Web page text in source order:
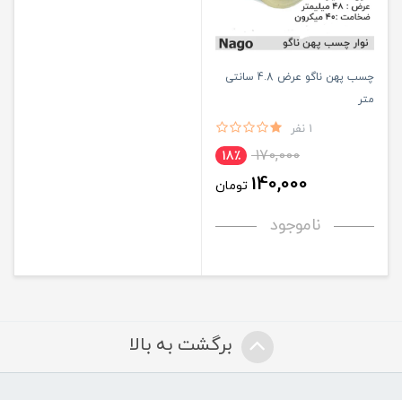
چسب پهن ناگو عرض 4.8 سانتی
متر
1 نفر
170,000 18٪
140,000 تومان
ناموجود
برگشت به بالا